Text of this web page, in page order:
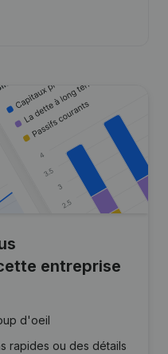
entreprise
d'oeil
rapides ou des détails